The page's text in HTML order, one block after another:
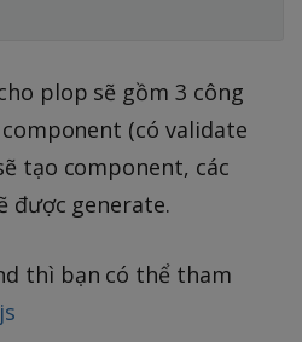
plop sẽ gồm 3 công
(có validate
tạo component, các
được generate.
thì bạn có thể tham